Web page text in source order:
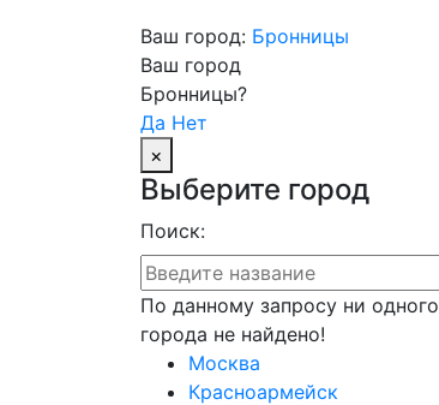
Ваш город: Бронницы
Ваш город
Бронницы?
Да Нет
×
Выберите город
Поиск:
По данному запросу ни одного
города не найдено!
Москва
Красноармейск